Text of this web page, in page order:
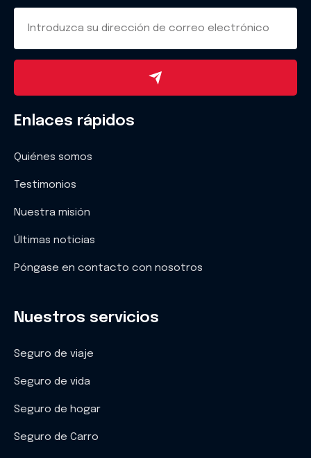
Enlaces rápidos
Quiénes somos
Testimonios
Nuestra misión
Últimas noticias
Póngase en contacto con nosotros
Nuestros servicios
Seguro de viaje
Seguro de vida
Seguro de hogar
Seguro de Carro